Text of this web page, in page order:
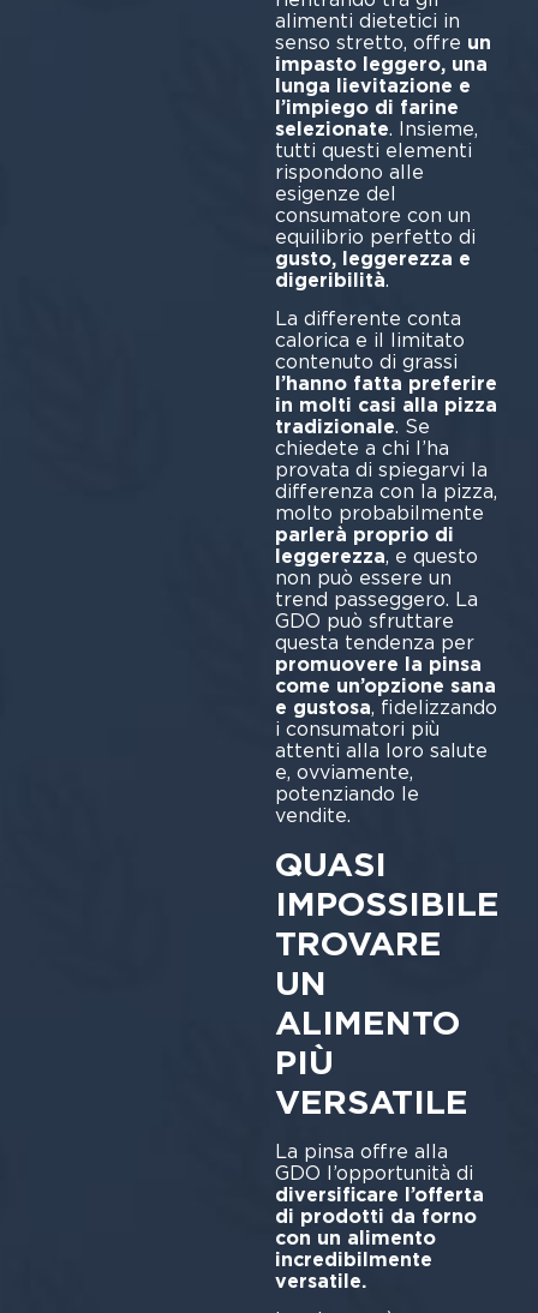
alimenti dietetici in
senso stretto, offre un
impasto leggero, una
lunga lievitazione e
l’impiego di farine
selezionate. Insieme,
tutti questi elementi
rispondono alle
esigenze del
consumatore con un
equilibrio perfetto di
gusto, leggerezza e
digeribilità.
La differente conta
calorica e il limitato
contenuto di grassi
l’hanno fatta preferire
in molti casi alla pizza
tradizionale. Se
chiedete a chi l’ha
provata di spiegarvi la
differenza con la pizza,
molto probabilmente
parlerà proprio di
leggerezza, e questo
non può essere un
trend passeggero. La
GDO può sfruttare
questa tendenza per
promuovere la pinsa
come un’opzione sana
e gustosa, fidelizzando
i consumatori più
attenti alla loro salute
e, ovviamente,
potenziando le
vendite.
QUASI
IMPOSSIBILE
TROVARE
UN
ALIMENTO
PIÙ
VERSATILE
La pinsa offre alla
GDO l’opportunità di
diversificare l’offerta
di prodotti da forno
con un alimento
incredibilmente
versatile.